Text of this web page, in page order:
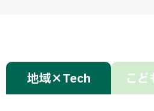
地域×Tech こ